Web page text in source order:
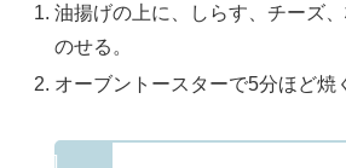
油揚げの上に、しらす、チーズ
のせる。
オーブントースターで5分ほど焼